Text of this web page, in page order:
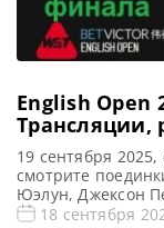
English Open
Трансляции,
19 сентября
смотрите
Юэлун, Джексон
Рейтинговый,
18 сентября